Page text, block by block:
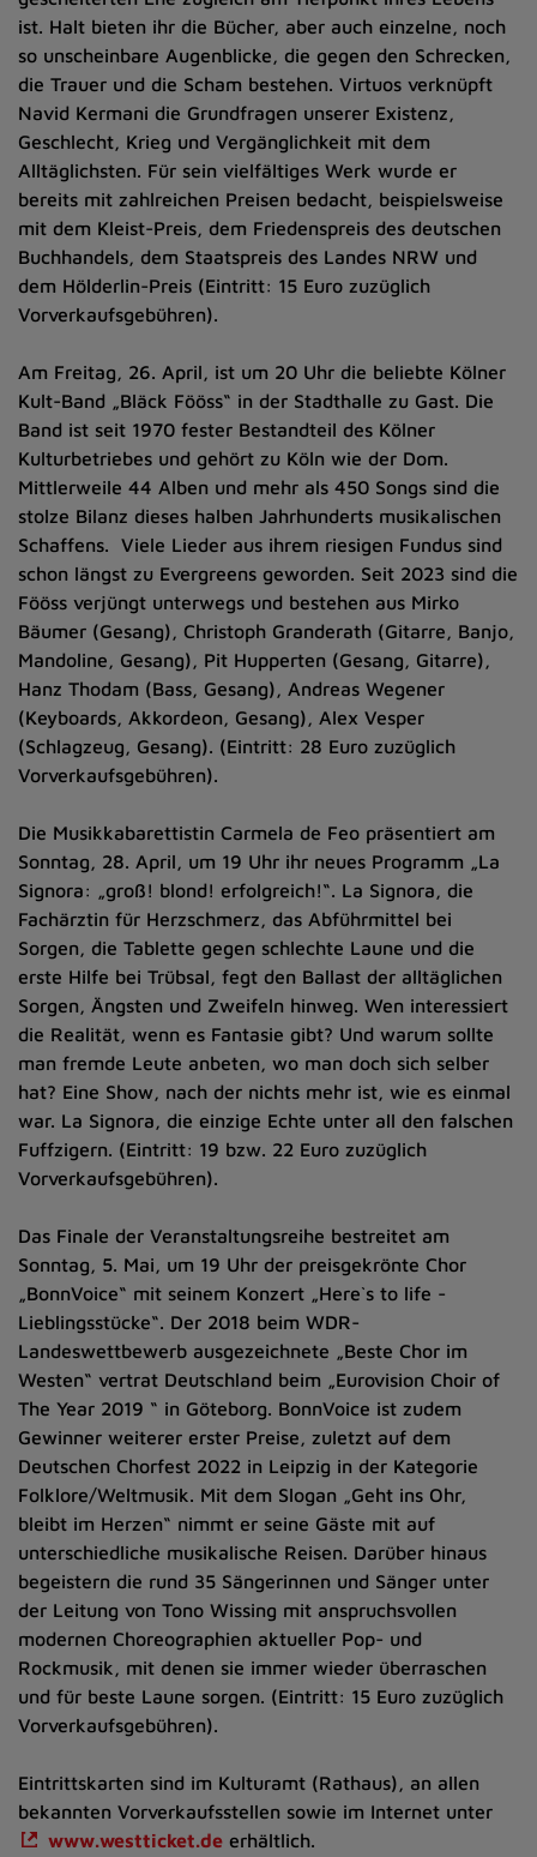
ist. Halt bieten ihr die Bücher, aber auch einzelne, noch
so unscheinbare Augenblicke, die gegen den Schrecken,
die Trauer und die Scham bestehen. Virtuos verknüpft
Navid Kermani die Grundfragen unserer Existenz,
Geschlecht, Krieg und Vergänglichkeit mit dem
Alltäglichsten. Für sein vielfältiges Werk wurde er
bereits mit zahlreichen Preisen bedacht, beispielsweise
mit dem Kleist-Preis, dem Friedenspreis des deutschen
Buchhandels, dem Staatspreis des Landes NRW und
dem Hölderlin-Preis (Eintritt: 15 Euro zuzüglich
Vorverkaufsgebühren).
Am Freitag, 26. April, ist um 20 Uhr die beliebte Kölner
Kult-Band „Bläck Fööss“ in der Stadthalle zu Gast. Die
Band ist seit 1970 fester Bestandteil des Kölner
Kulturbetriebes und gehört zu Köln wie der Dom.
Mittlerweile 44 Alben und mehr als 450 Songs sind die
stolze Bilanz dieses halben Jahrhunderts musikalischen
Schaffens. Viele Lieder aus ihrem riesigen Fundus sind
schon längst zu Evergreens geworden. Seit 2023 sind die
Fööss verjüngt unterwegs und bestehen aus Mirko
Bäumer (Gesang), Christoph Granderath (Gitarre, Banjo,
Mandoline, Gesang), Pit Hupperten (Gesang, Gitarre),
Hanz Thodam (Bass, Gesang), Andreas Wegener
(Keyboards, Akkordeon, Gesang), Alex Vesper
(Schlagzeug, Gesang). (Eintritt: 28 Euro zuzüglich
Vorverkaufsgebühren).
Die Musikkabarettistin Carmela de Feo präsentiert am
Sonntag, 28. April, um 19 Uhr ihr neues Programm „La
Signora: „groß! blond! erfolgreich!“. La Signora, die
Fachärztin für Herzschmerz, das Abführmittel bei
Sorgen, die Tablette gegen schlechte Laune und die
erste Hilfe bei Trübsal, fegt den Ballast der alltäglichen
Sorgen, Ängsten und Zweifeln hinweg. Wen interessiert
die Realität, wenn es Fantasie gibt? Und warum sollte
man fremde Leute anbeten, wo man doch sich selber
hat? Eine Show, nach der nichts mehr ist, wie es einmal
war. La Signora, die einzige Echte unter all den falschen
Fuffzigern. (Eintritt: 19 bzw. 22 Euro zuzüglich
Vorverkaufsgebühren).
Das Finale der Veranstaltungsreihe bestreitet am
Sonntag, 5. Mai, um 19 Uhr der preisgekrönte Chor
„BonnVoice“ mit seinem Konzert „Here`s to life -
Lieblingsstücke“. Der 2018 beim WDR-
Landeswettbewerb ausgezeichnete „Beste Chor im
Westen“ vertrat Deutschland beim „Eurovision Choir of
The Year 2019 “ in Göteborg. BonnVoice ist zudem
Gewinner weiterer erster Preise, zuletzt auf dem
Deutschen Chorfest 2022 in Leipzig in der Kategorie
Folklore/Weltmusik. Mit dem Slogan „Geht ins Ohr,
bleibt im Herzen“ nimmt er seine Gäste mit auf
unterschiedliche musikalische Reisen. Darüber hinaus
begeistern die rund 35 Sängerinnen und Sänger unter
der Leitung von Tono Wissing mit anspruchsvollen
modernen Choreographien aktueller Pop- und
Rockmusik, mit denen sie immer wieder überraschen
und für beste Laune sorgen. (Eintritt: 15 Euro zuzüglich
Vorverkaufsgebühren).
Eintrittskarten sind im Kulturamt (Rathaus), an allen
bekannten Vorverkaufsstellen sowie im Internet unter
www.westticket.de erhältlich.